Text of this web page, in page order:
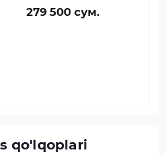
279 500 сум.
qo'lqoplari